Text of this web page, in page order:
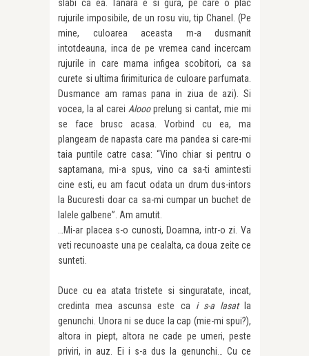
slabi ca ea. Tanara e si gura, pe care o plac
rujurile imposibile, de un rosu viu, tip Chanel. (Pe
mine, culoarea aceasta m-a dusmanit
intotdeauna, inca de pe vremea cand incercam
rujurile in care mama infigea scobitori, ca sa
curete si ultima firimiturica de culoare parfumata.
Dusmance am ramas pana in ziua de azi). Si
vocea, la al carei Aloooprelung si cantat, mie mi
se face brusc acasa. Vorbind cu ea, ma
plangeam de napasta care ma pandea si care-mi
taia puntile catre casa: “Vino chiar si pentru o
saptamana, mi-a spus, vino ca sa-ti amintesti
cine esti, eu am facut odata un drum dus-intors
la Bucuresti doar ca sa-mi cumpar un buchet de
lalele galbene”. Am amutit.
…Mi-ar placea s-o cunosti, Doamna, intr-o zi. Va
veti recunoaste una pe cealalta, ca doua zeite ce
sunteti.
Duce cu ea atata tristete si singuratate, incat,
credinta mea ascunsa este ca i s-a lasatla
genunchi. Unora ni se duce la cap (mie-mi spui?),
altora in piept, altora ne cade pe umeri, peste
priviri, in auz. Ei i s-a dus la genunchi… Cu ce